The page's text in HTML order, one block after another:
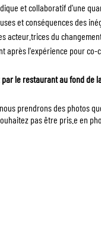
et collaboratif d'une
et conséquences des
acteur.trices du
après l'expérience pour
par le restaurant au fond de
prendrons des photos
pas être pris.e en